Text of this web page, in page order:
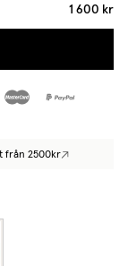
1 600 kr
från 2500kr